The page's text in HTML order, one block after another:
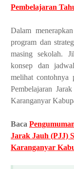
Pembelajaran
Dalam
program dan
masing sekolah.
konsep dan
melihat contohnya
Pembelajaran
Karanganyar
Baca
Jarak Jauh (PJJ)
Karanganyar